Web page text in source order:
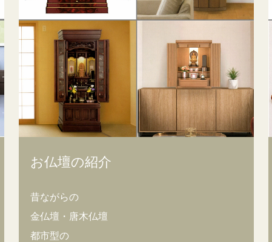
お仏壇の紹介
昔ながらの
金仏壇・唐木仏壇
都市型の